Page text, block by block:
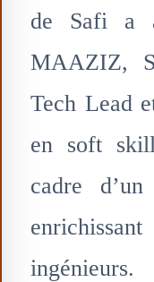
de Safi a
MAAZIZ,
Tech Lead
en soft
cadre d’un
ingénieurs.